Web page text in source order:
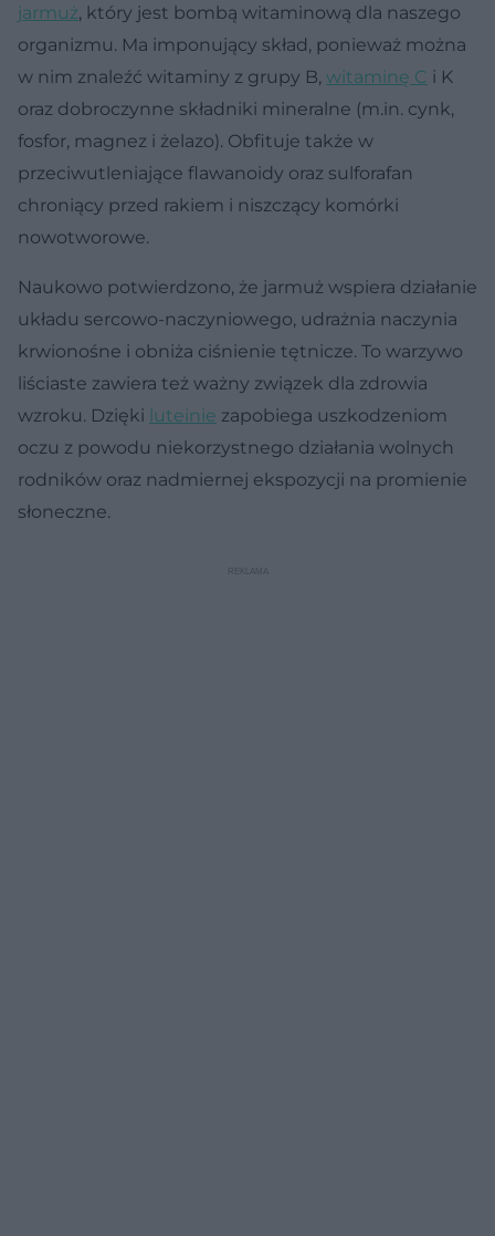
jarmuż, który jest bombą witaminową dla naszego
organizmu. Ma imponujący skład, ponieważ można
w nim znaleźć witaminy z grupy B, witaminę C i K
oraz dobroczynne składniki mineralne (m.in. cynk,
fosfor, magnez i żelazo). Obfituje także w
przeciwutleniające flawanoidy oraz sulforafan
chroniący przed rakiem i niszczący komórki
nowotworowe.
Naukowo potwierdzono, że jarmuż wspiera działanie
układu sercowo-naczyniowego, udrażnia naczynia
krwionośne i obniża ciśnienie tętnicze. To warzywo
liściaste zawiera też ważny związek dla zdrowia
wzroku. Dzięki luteinie zapobiega uszkodzeniom
oczu z powodu niekorzystnego działania wolnych
rodników oraz nadmiernej ekspozycji na promienie
słoneczne.